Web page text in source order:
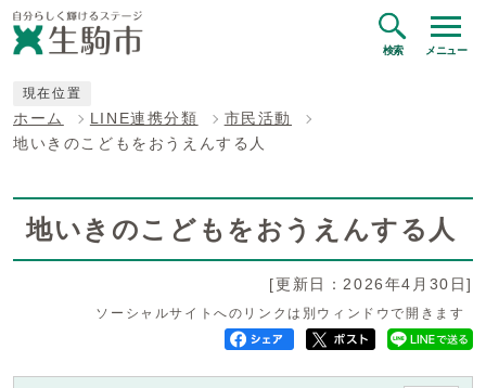
検索 メニュー
現在位置
ホーム LINE連携分類
市民活動
地いきのこどもをおうえんする人
地いきのこどもをおうえんする人
[更新日：2026年4月30日]
ソーシャルサイトへのリンクは別ウィンドウで開きます